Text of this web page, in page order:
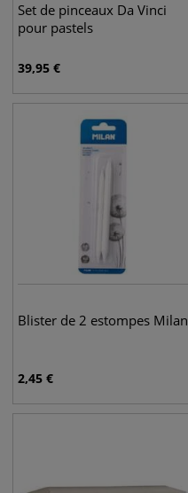
Set de pinceaux Da Vinci
pour pastels
39,95 €
Blister de 2 estompes Milan
2,45 €